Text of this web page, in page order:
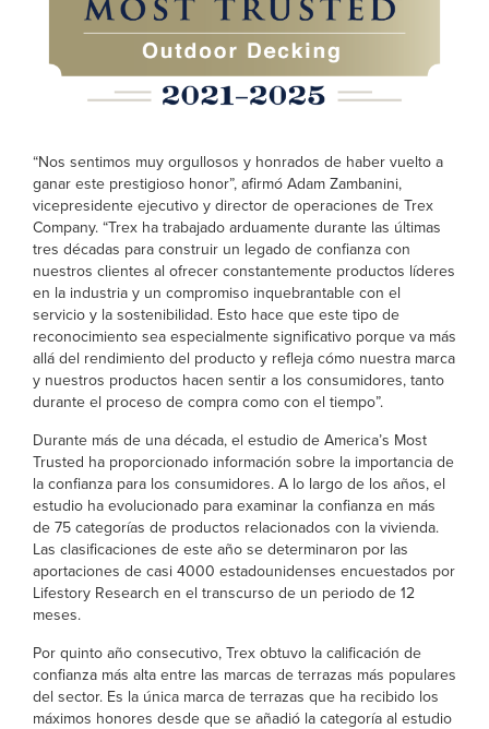
“Nos sentimos muy orgullosos y honrados de haber vuelto a
ganar este prestigioso honor”, afirmó Adam Zambanini,
vicepresidente ejecutivo y director de operaciones de Trex
Company. “Trex ha trabajado arduamente durante las últimas
tres décadas para construir un legado de confianza con
nuestros clientes al ofrecer constantemente productos líderes
en la industria y un compromiso inquebrantable con el
servicio y la sostenibilidad. Esto hace que este tipo de
reconocimiento sea especialmente significativo porque va más
allá del rendimiento del producto y refleja cómo nuestra marca
y nuestros productos hacen sentir a los consumidores, tanto
durante el proceso de compra como con el tiempo”.
Durante más de una década, el estudio de America’s Most
Trusted ha proporcionado información sobre la importancia de
la confianza para los consumidores. A lo largo de los años, el
estudio ha evolucionado para examinar la confianza en más
de 75 categorías de productos relacionados con la vivienda.
Las clasificaciones de este año se determinaron por las
aportaciones de casi 4000 estadounidenses encuestados por
Lifestory Research en el transcurso de un periodo de 12
meses.
Por quinto año consecutivo, Trex obtuvo la calificación de
confianza más alta entre las marcas de terrazas más populares
del sector. Es la única marca de terrazas que ha recibido los
máximos honores desde que se añadió la categoría al estudio